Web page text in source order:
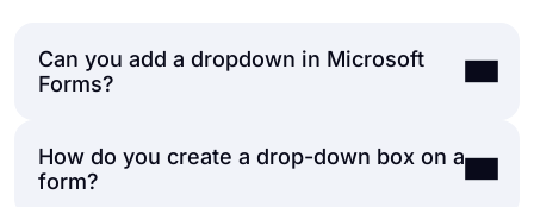
Can you add a dropdown in Microsoft
Forms?
Yes, you can add a dropdown in Microsoft
Forms. All you need to do is select the
How do you create a drop-down box on a
form?